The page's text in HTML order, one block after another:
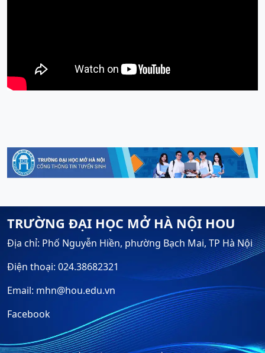
TRƯỜNG ĐẠI HỌC MỞ HÀ NỘI HOU
Địa chỉ: Phố Nguyễn Hiền, phường Bạch Mai, TP Hà Nội
Điện thoại: 024.38682321
Email: mhn@hou.edu.vn
Facebook